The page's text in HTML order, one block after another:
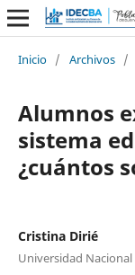
Inicio / Archivos /
Alumnos
sistema
¿cuántos
Cristina Dirié
Universidad Nacional